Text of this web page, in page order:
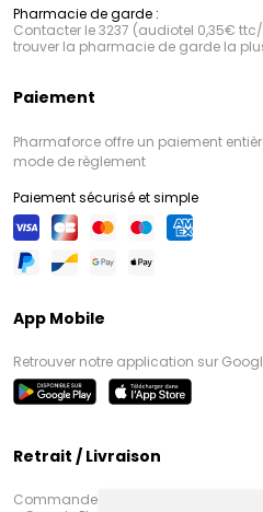
Pharmacie de garde :
Contacter le 3237 (audiotel 0,35€
trouver la pharmacie de garde la
Paiement
Pharmaforce offre un paiement
mode de règlement
Paiement sécurisé et simple
App Mobile
Retrouver notre application sur
Retrait / Livraison
Commandez en ligne et venez